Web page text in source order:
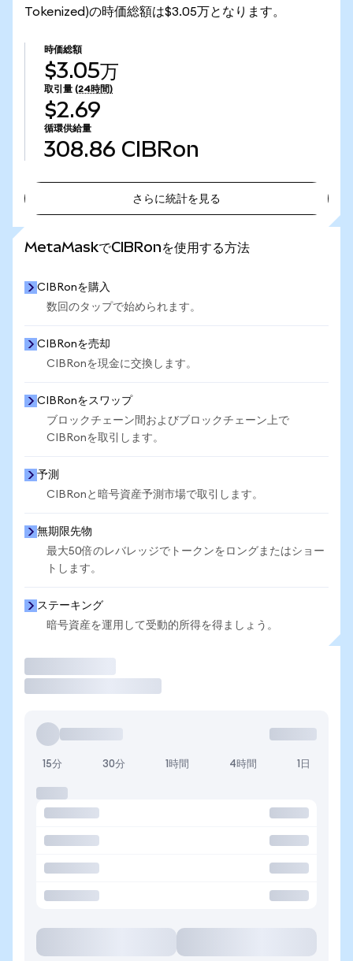
Tokenized)の時価総額は$3.05万となります。
時価総額
$3.05万
取引量 (24時間)
$2.69
循環供給量
308.86 CIBRon
さらに統計を見る
MetaMaskでCIBRonを使用する方法
CIBRonを購入
数回のタップで始められます。
CIBRonを売却
CIBRonを現金に交換します。
CIBRonをスワップ
ブロックチェーン間およびブロックチェーン上で
CIBRonを取引します。
予測
CIBRonと暗号資産予測市場で取引します。
無期限先物
最大50倍のレバレッジでトークンをロングまたはショー
トします。
ステーキング
暗号資産を運用して受動的所得を得ましょう。
15分 30分 1時間 4時間 1日